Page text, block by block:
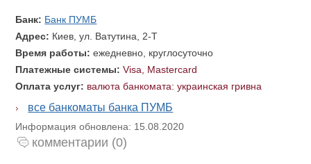
Банк: Банк ПУМБ
Адрес: Киев, ул. Ватутина, 2-Т
Время работы:ежедневно, круглосуточно
Платежные системы:Visa, Mastercard
Оплата услуг: валюта банкомата: украинская гривна
все банкоматы банка ПУМБ
Информация обновлена: 15.08.2020
комментарии (0)